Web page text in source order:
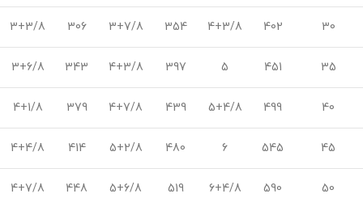
30
402
4+3/8
354
3+7/8
306
3+3/8
35
451
5
397
4+3/8
343
3+6/8
40
499
5+4/8
439
4+7/8
379
4+1/8
45
545
6
480
5+2/8
414
4+4/8
50
590
6+4/8
519
5+6/8
448
4+7/8